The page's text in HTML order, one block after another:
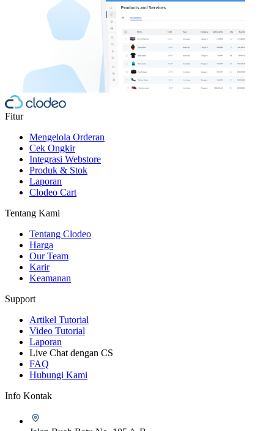
Fitur
Mengelola Orderan
Cek Ongkir
Integrasi Webstore
Produk & Stok
Laporan
Clodeo Cart
Tentang Kami
Tentang Clodeo
Harga
Our Team
Karir
Keamanan
Support
Artikel Tutorial
Video Tutorial
Laporan
Live Chat dengan CS
FAQ
Hubungi Kami
Info Kontak